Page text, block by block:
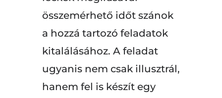
összemérhető időt szánok
a hozzá tartozó feladatok
kitalálásához. A feladat
ugyanis nem csak illusztrál,
hanem fel is készít egy